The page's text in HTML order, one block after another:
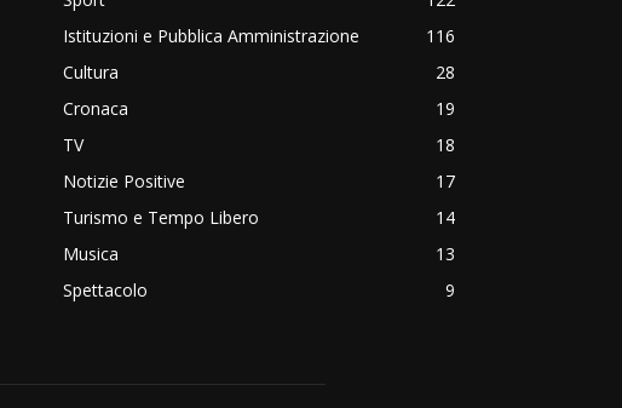
Istituzioni e Pubblica Amministrazione
116
Cultura
28
Cronaca
19
TV
18
Notizie Positive
17
Turismo e Tempo Libero
14
Musica
13
Spettacolo
9